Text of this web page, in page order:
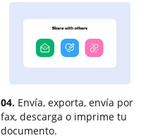
04. Envía, exporta, envía por
fax, descarga o imprime tu
documento.